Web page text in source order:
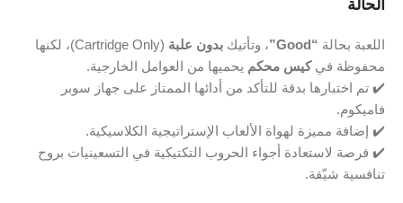
الحالة
اللعبة بحالة “Good” ، وتأتيك بدون علبة
(Cartridge Only)، لكنها
محفوظة فيكيس محكم يحميها من العوامل الخارجية.
✔️ تم اختبارها بدقة للتأكد من أدائها الممتاز على جهاز سوبر
فاميكوم.
✔️ إضافة مميزة لهواة الألعاب الإستراتيجية الكلاسيكية.
✔️ فرصة لاستعادة أجواء الحروب التكتيكية في التسعينيات بروح
تنافسية شيّقة.